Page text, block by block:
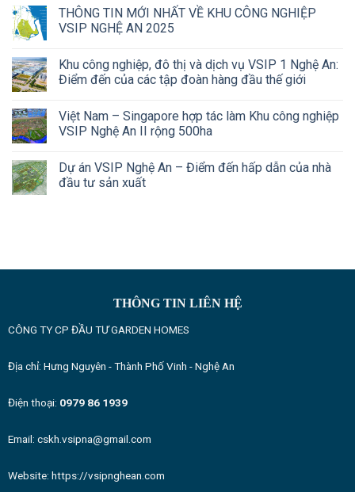
THÔNG TIN MỚI NHẤT VỀ KHU CÔNG NGHIỆP
VSIP NGHỆ AN 2025
Khu công nghiệp, đô thị và dịch vụ VSIP 1 Nghệ An:
Điểm đến của các tập đoàn hàng đầu thế giới
Việt Nam – Singapore hợp tác làm Khu công nghiệp
VSIP Nghệ An II rộng 500ha
Dự án VSIP Nghệ An – Điểm đến hấp dẫn của nhà
đầu tư sản xuất
THÔNG TIN LIÊN HỆ
CÔNG TY CP ĐẦU TƯ GARDEN HOMES
Địa chỉ: Hưng Nguyên - Thành Phố Vinh - Nghệ An
Điện thoại: 0979 86 1939
Email: cskh.vsipna@gmail.com
Website: https://vsipnghean.com